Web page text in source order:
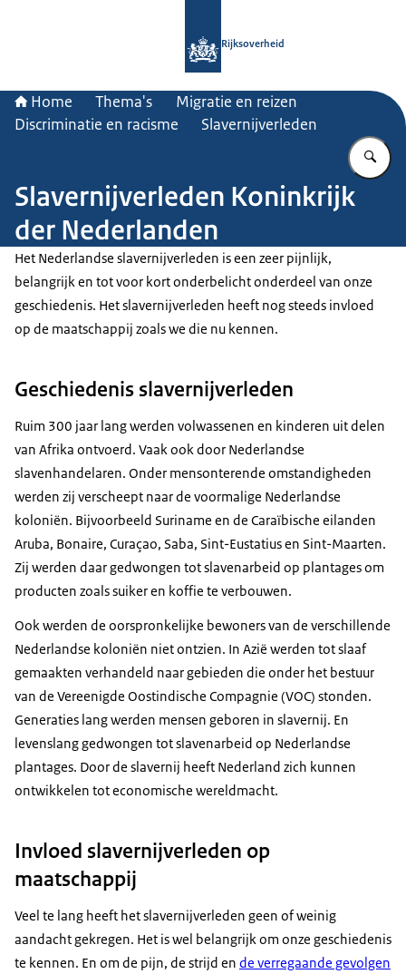
Rijksoverheid
Home Thema's
Migratie en reizen
Discriminatie en racisme
Slavernijverleden
Slavernijverleden Koninkrijk
der Nederlanden
Het Nederlandse slavernijverleden is een zeer pijnlijk,
belangrijk en tot voor kort onderbelicht onderdeel van onze
geschiedenis. Het slavernijverleden heeft nog steeds invloed
op de maatschappij zoals we die nu kennen.
Geschiedenis slavernijverleden
Ruim 300 jaar lang werden volwassenen en kinderen uit delen
van Afrika ontvoerd. Vaak ook door Nederlandse
slavenhandelaren. Onder mensonterende omstandigheden
werden zij verscheept naar de voormalige Nederlandse
koloniën. Bijvoorbeeld Suriname en de Caraïbische eilanden
Aruba, Bonaire, Curaçao, Saba, Sint-Eustatius en Sint-Maarten.
Zij werden daar gedwongen tot slavenarbeid op plantages om
producten zoals suiker en koffie te verbouwen.
Ook werden de oorspronkelijke bewoners van de verschillende
Nederlandse koloniën niet ontzien. In Azië werden tot slaaf
gemaakten verhandeld naar gebieden die onder het bestuur
van de Vereenigde Oostindische Compagnie (VOC) stonden.
Generaties lang werden mensen geboren in slavernij. En
levenslang gedwongen tot slavenarbeid op Nederlandse
plantages. Door de slavernij heeft Nederland zich kunnen
ontwikkelen tot economische wereldmacht.
Invloed slavernijverleden op
maatschappij
Veel te lang heeft het slavernijverleden geen of weinig
aandacht gekregen. Het is wel belangrijk om onze geschiedenis
te kennen. En om de pijn, de strijd en de verregaande gevolgen